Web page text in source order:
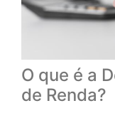
O que é a
de Renda?